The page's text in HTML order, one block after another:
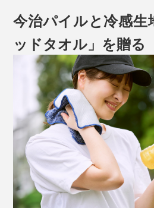
今治パイルと冷感生
ッドタオル」を贈る